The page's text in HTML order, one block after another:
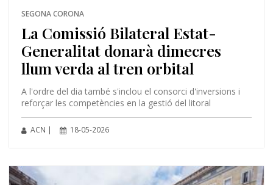
SEGONA CORONA
La Comissió Bilateral Estat-
Generalitat donarà dimecres
llum verda al tren orbital
A l'ordre del dia també s'inclou el consorci d'inversions i
reforçar les competències en la gestió del litoral
ACN | 18-05-2026